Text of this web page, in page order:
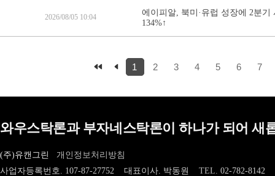
2026/08/05 10:04
에이피알, 북미·유럽 성장에 2분
134%↑
1 2 3 4 5 6 7
와우스탁론과 부자네스탁론이 하나가 되어 새
(주)유캔그린
개인정보처리방침
사업자등록번호. 107-87-27752 대표이사. 박동원 TEL. 02-782-8142